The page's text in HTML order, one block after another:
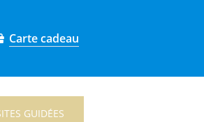
Carte cadeau
GUIDÉES